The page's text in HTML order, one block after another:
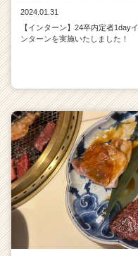
2024.01.31
【インターン】24卒内定者1dayイ
ンターンを実施いたしました！